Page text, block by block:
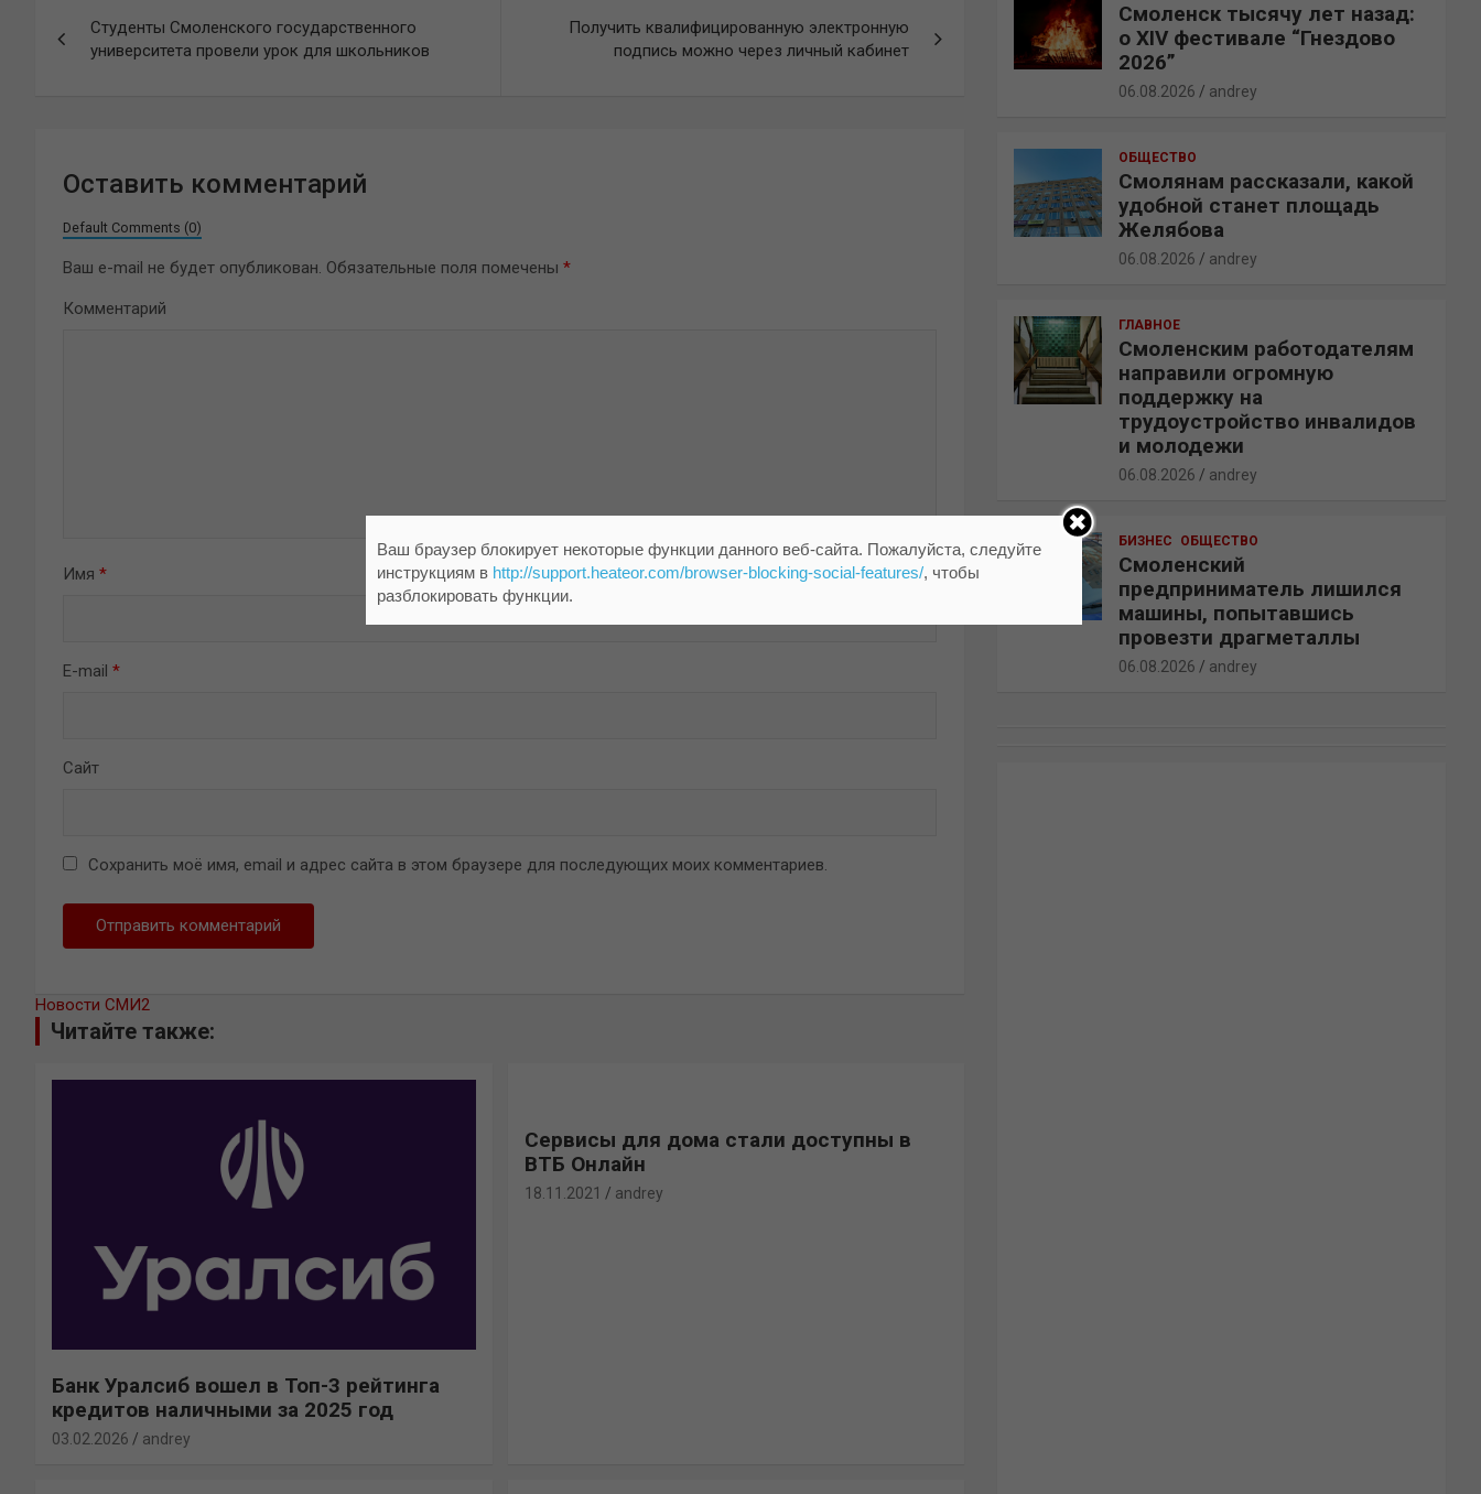
по
Студенты Смоленского государственного
университета провели урок для школьников
Получить квалифицированную электронную
подпись можно через личный кабинет
Оставить комментарий
Default Comments (0)
Ваш e-mail не будет опубликован. Обязательные поля помечены *
Комментарий
Имя *
E-mail *
Сайт
Сохранить моё имя, email и адрес сайта в этом браузере для последующих моих комментариев.
Новости СМИ2
Читайте также:
Банк Уралсиб вошел в Топ-3 рейтинга
кредитов наличными за 2025 год
03.02.2026 andrey
Сервисы для дома стали доступны в
ВТБ Онлайн
18.11.2021 andrey
Смоленск тысячу лет назад:
о XIV фестивале “Гнездово
2026”
06.08.2026 andrey
ОБЩЕСТВО
Смолянам рассказали, какой
удобной станет площадь
Желябова
06.08.2026 andrey
ГЛАВНОЕ
Смоленским работодателям
направили огромную
поддержку на
трудоустройство инвалидов
и молодежи
06.08.2026 andrey
БИЗНЕС ОБЩЕСТВО
Смоленский
предприниматель лишился
машины, попытавшись
провезти драгметаллы
06.08.2026 andrey
Ваш браузер блокирует некоторые функции данного веб-сайта. Пожалуйста, следуйте
инструкциям в http://support.heateor.com/browser-blocking-social-features/, чтобы
разблокировать функции.